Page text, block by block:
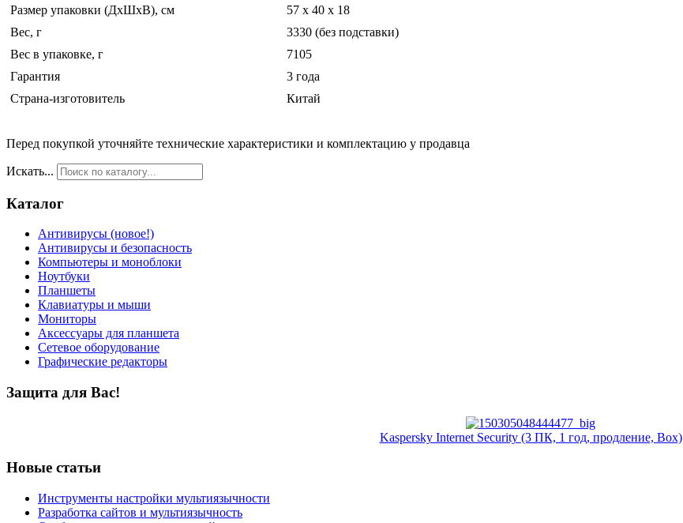
Размер упаковки (ДхШхВ), см
57 x 40 x 18
Вес, г
3330 (без подставки)
Вес в упаковке, г
7105
Гарантия
3 года
Страна-изготовитель
Китай
Перед покупкой уточняйте технические характеристики и комплектацию у продавца
Искать...
Каталог
Антивирусы (новое!)
Антивирусы и безопасность
Компьютеры и моноблоки
Ноутбуки
Планшеты
Клавиатуры и мыши
Мониторы
Аксессуары для планшета
Сетевое оборудование
Графические редакторы
Защита для Вас!
Kaspersky Internet Security (3 ПК, 1 год, продление, Box)
Новые статьи
Инструменты настройки мультиязычности
Разработка сайтов и мультиязычность